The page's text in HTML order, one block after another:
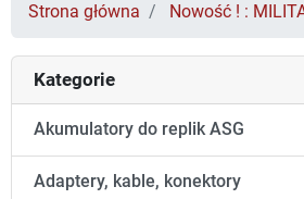
Strona główna Nowość ! :
Kategorie
Akumulatory do replik ASG
Adaptery, kable, konektory